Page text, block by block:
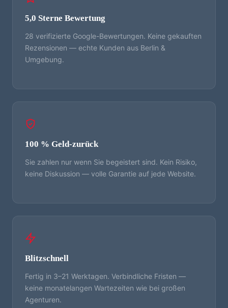
5,0 Sterne Bewertung
28 verifizierte Google-Bewertungen. Keine gekauften
Rezensionen — echte Kunden aus Berlin &
Umgebung.
100 % Geld-zurück
Sie zahlen nur wenn Sie begeistert sind. Kein Risiko,
keine Diskussion — volle Garantie auf jede Website.
Blitzschnell
Fertig in 3–21 Werktagen. Verbindliche Fristen —
keine monatelangen Wartezeiten wie bei großen
Agenturen.